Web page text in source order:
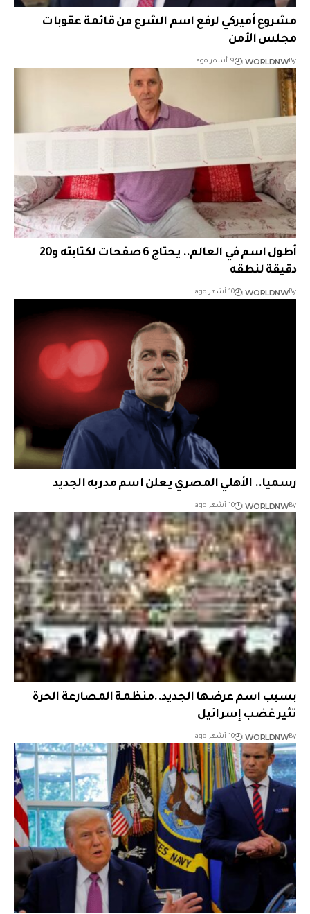
مشروع أميركي لرفع اسم الشرع من قائمة عقوبات
مجلس الأمن
By
WORLDNW 9 أشهر ago
أطول اسم في العالم.. يحتاج 6 صفحات لكتابته و20
دقيقة لنطقه
By
WORLDNW 10 أشهر ago
رسميا.. الأهلي المصري يعلن اسم مدربه الجديد
By
WORLDNW 10 أشهر ago
بسبب اسم عرضها الجديد..منظمة المصارعة الحرة
تثير غضب إسرائيل
By
WORLDNW 10 أشهر ago